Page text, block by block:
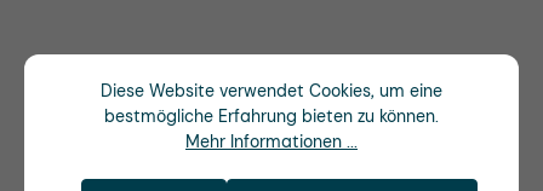
Diese Website verwendet Cookies, um eine
bestmögliche Erfahrung bieten zu können.
Mehr Informationen ...